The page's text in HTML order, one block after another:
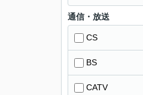
通信・放送
CS
BS
CATV